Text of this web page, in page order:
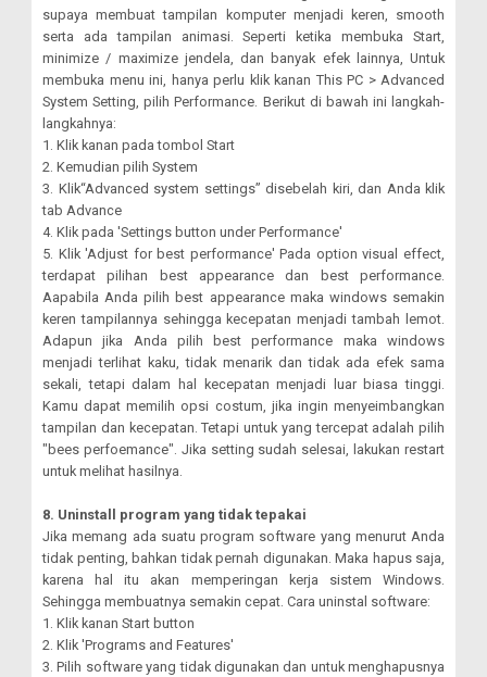
supaya membuat tampilan komputer menjadi keren, smooth
serta ada tampilan animasi. Seperti ketika membuka Start,
minimize / maximize jendela, dan banyak efek lainnya, Untuk
membuka menu ini, hanya perlu klik kanan This PC > Advanced
System Setting, pilih Performance. Berikut di bawah ini langkah-
langkahnya:
1. Klik kanan pada tombol Start
2. Kemudian pilih System
3. Klik“Advanced system settings” disebelah kiri, dan Anda klik
tab Advance
4. Klik pada 'Settings button under Performance'
5. Klik 'Adjust for best performance' Pada option visual effect,
terdapat pilihan best appearance dan best performance.
Aapabila Anda pilih best appearance maka windows semakin
keren tampilannya sehingga kecepatan menjadi tambah lemot.
Adapun jika Anda pilih best performance maka windows
menjadi terlihat kaku, tidak menarik dan tidak ada efek sama
sekali, tetapi dalam hal kecepatan menjadi luar biasa tinggi.
Kamu dapat memilih opsi costum, jika ingin menyeimbangkan
tampilan dan kecepatan. Tetapi untuk yang tercepat adalah pilih
"bees perfoemance". Jika setting sudah selesai, lakukan restart
untuk melihat hasilnya.
8. Uninstall program yang tidak tepakai
Jika memang ada suatu program software yang menurut Anda
tidak penting, bahkan tidak pernah digunakan. Maka hapus saja,
karena hal itu akan memperingan kerja sistem Windows.
Sehingga membuatnya semakin cepat. Cara uninstal software:
1. Klik kanan Start button
2. Klik 'Programs and Features'
3. Pilih software yang tidak digunakan dan untuk menghapusnya